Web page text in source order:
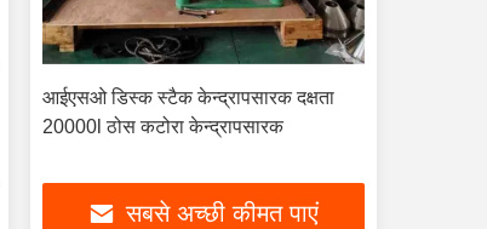
आईएसओ डिस्क स्टैक केन्द्रापसारक दक्षता
20000l ठोस कटोरा केन्द्रापसारक
सबसे अच्छी कीमत पाएं